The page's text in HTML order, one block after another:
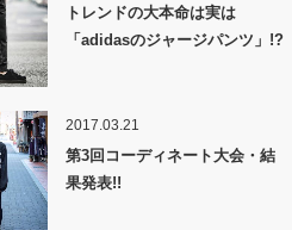
トレンドの大本命は実は
「adidasのジャージパンツ」!?
2017.03.21
第3回コーディネート大会・結
果発表!!